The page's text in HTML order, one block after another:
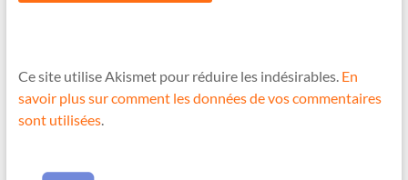
Ce site utilise Akismet pour réduire les indésirables. En
savoir plus sur comment les données de vos commentaires
sont utilisées.